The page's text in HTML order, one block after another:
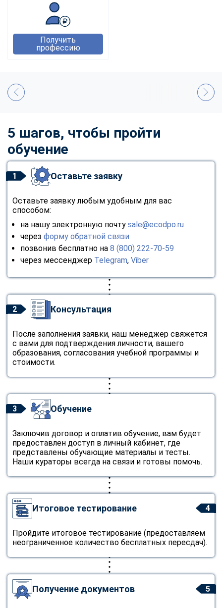
Получить
профессию
5 шагов, чтобы пройти
обучение
1 Оставьте заявку
Оставьте заявку любым удобным для вас
способом:
на нашу электронную почту sale@ecodpo.ru
через форму обратной связи
позвонив бесплатно на 8 (800) 222-70-59
через мессенджер Telegram, Viber
2 Консультация
После заполнения заявки, наш менеджер свяжется
с вами для подтверждения личности, вашего
образования, согласования учебной программы и
стоимости.
3 Обучение
Заключив договор и оплатив обучение, вам будет
предоставлен доступ в личный кабинет, где
представлены обучающие материалы и тесты.
Наши кураторы всегда на связи и готовы помочь.
4
Итоговое тестирование
Пройдите итоговое тестирование (предоставляем
неограниченное количество бесплатных пересдач).
5
Получение документов